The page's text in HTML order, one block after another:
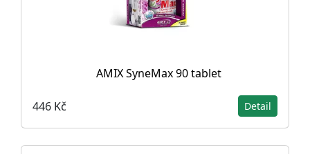
AMIX SyneMax 90 tablet
446 Kč Detail